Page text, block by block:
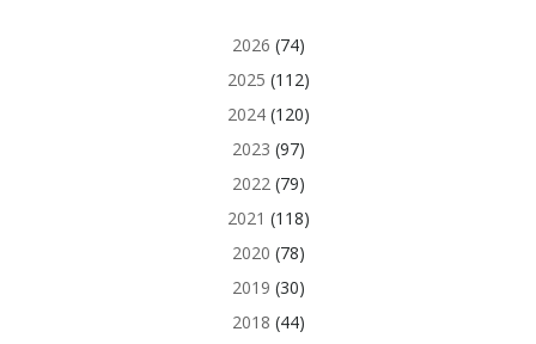
2026 (74)
2025 (112)
2024(120)
2023 (97)
2022(79)
2021 (118)
2020 (78)
2019 (30)
2018 (44)